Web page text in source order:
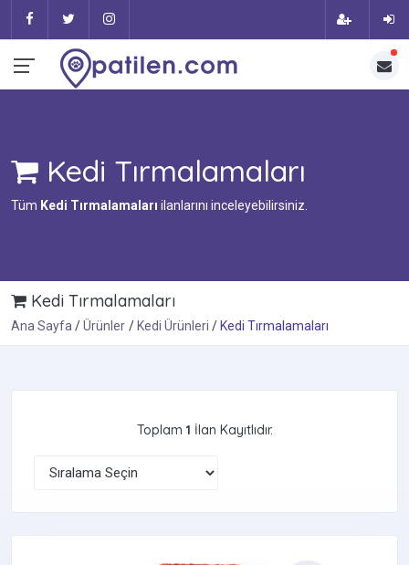
Kedi Tırmalamaları
Tüm Kedi Tırmalamaları ilanlarını inceleyebilirsiniz.
Kedi Tırmalamaları
Ana Sayfa Ürünler Kedi Ürünleri Kedi Tırmalamaları
Toplam 1 İlan Kayıtlıdır.